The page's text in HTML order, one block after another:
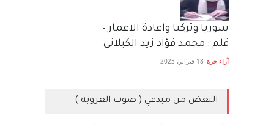
سوريا وتركيا واعادة الاعمار –
قلم : محمد فؤاد زيد الكيلاني
آراء حرة 18 فبراير، 2023
البعض من مبدعي ( صوت العروبة )